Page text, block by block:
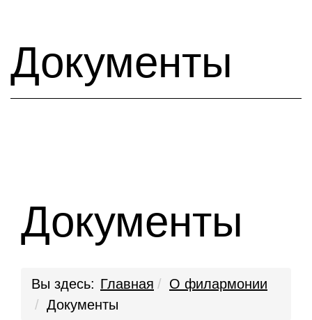
Документы
Документы
Вы здесь: Главная
О филармонии
Документы